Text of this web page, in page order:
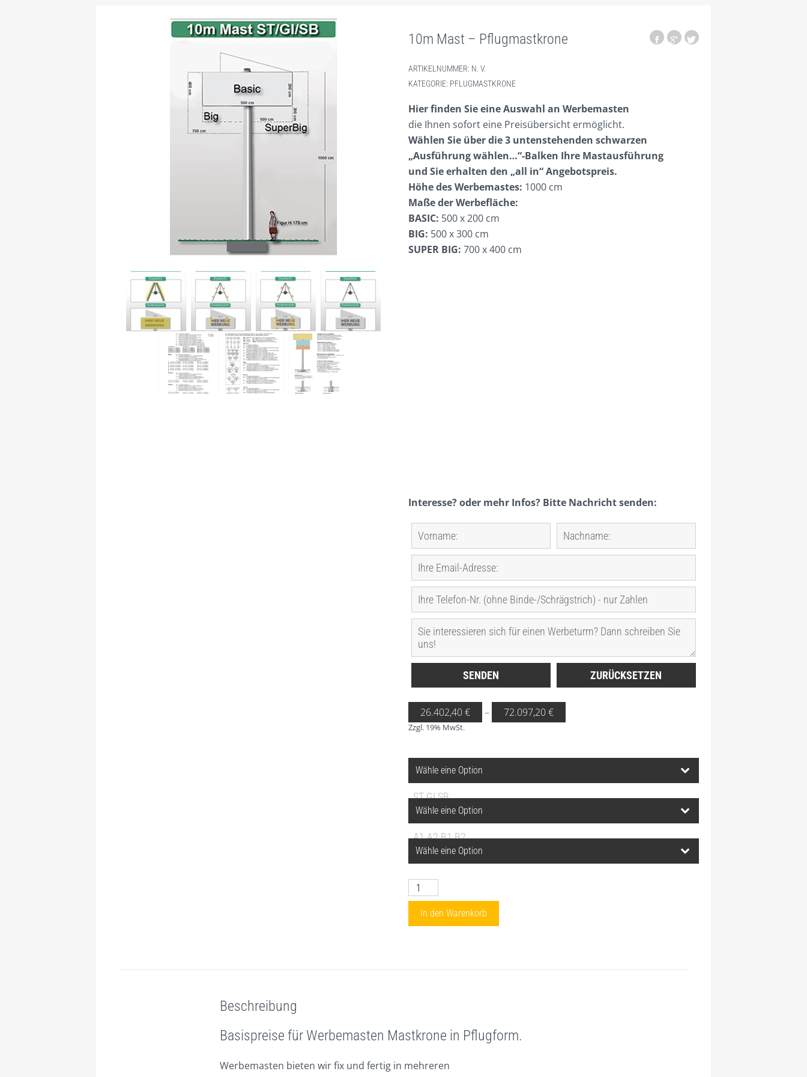
10m Mast – Pflugmastkrone
ARTIKELNUMMER: N. V.
KATEGORIE: PFLUGMASTKRONE
Hier finden Sie eine Auswahl an Werbemasten
die Ihnen sofort eine Preisübersicht ermöglicht.
Wählen Sie über die 3 untenstehenden schwarzen
„Ausführung wählen…“-Balken Ihre Mastausführung
und Sie erhalten den „all in“ Angebotspreis.
Höhe des Werbemastes: 1000 cm
Maße der Werbefläche:
BASIC: 500 x 200 cm
BIG: 500 x 300 cm
SUPER BIG: 700 x 400 cm
Interesse? oder mehr Infos? Bitte Nachricht senden:
26.402,40€ – 72.097,20€
Zzgl. 19% MwSt.
BASIC BIG SUPERBIG
ST GI SB
A1 A2 B1 B2
10m
Mast
In den Warenkorb
Beschreibung
Basispreise für Werbemasten Mastkrone in Pflugform.
Werbemasten bieten wir fix und fertig in mehreren